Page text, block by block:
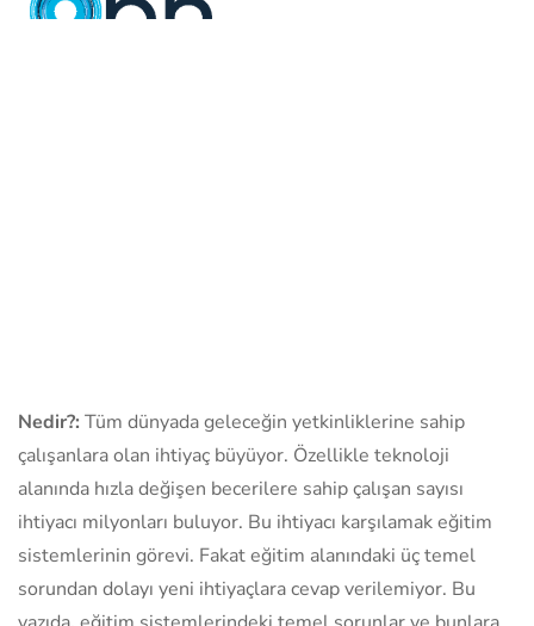
Nedir?: Tüm dünyada geleceğin yetkinliklerine sahip
çalışanlara olan ihtiyaç büyüyor. Özellikle teknoloji
alanında hızla değişen becerilere sahip çalışan sayısı
ihtiyacı milyonları buluyor. Bu ihtiyacı karşılamak eğitim
sistemlerinin görevi. Fakat eğitim alanındaki üç temel
sorundan dolayı yeni ihtiyaçlara cevap verilemiyor. Bu